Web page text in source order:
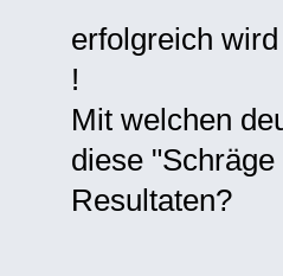
erfolgreich
!
Mit welchen
diese
Resultaten?